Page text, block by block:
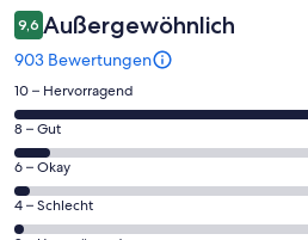
9,6 Außergewöhnlich
903 Bewertungen
786
von
insgesamt
903
Gästebewertungen
haben
10 – Hervorragend
62
von
insgesamt
903
Gästebewertungen
8 – Gut
29
von
insgesamt
6 – Okay
18
von
4 – Schlecht